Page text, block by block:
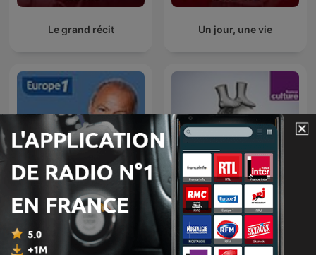
Le grand récit Un jour, une vie
Libre antenne Les pieds sur terre